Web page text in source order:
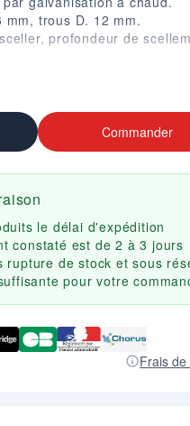
mm, trous D. 12 mm.
profondeur de
Commander
le délai d'expédition
constaté est de 2 à 3 jours
rupture de stock et sous
pour votre
Frais de